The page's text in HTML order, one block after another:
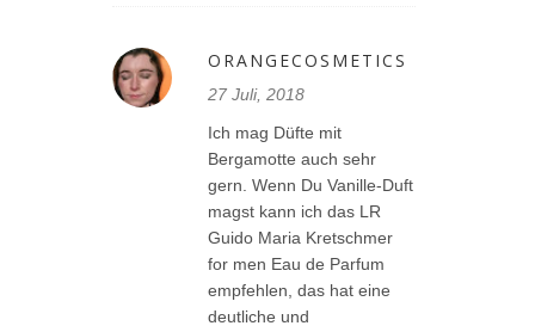
ORANGECOSMETICS
27 Juli, 2018
Ich mag Düfte mit
Bergamotte auch sehr
gern. Wenn Du Vanille-Duft
magst kann ich das LR
Guido Maria Kretschmer
for men Eau de Parfum
empfehlen, das hat eine
deutliche und